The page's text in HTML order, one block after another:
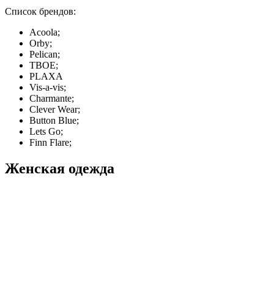
Список брендов:
Acoola;
Orby;
Pelican;
ТВОЕ;
PLAXA
Vis-a-vis;
Charmante;
Clever Wear;
Button Blue;
Lets Go;
Finn Flare;
Женская одежда